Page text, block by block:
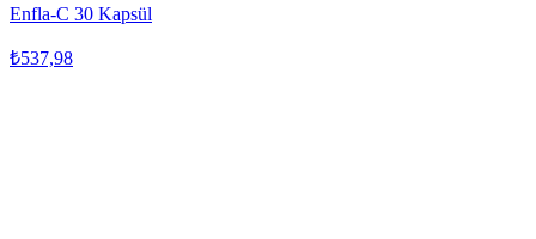
Enfla-C 30 Kapsül
₺537,98